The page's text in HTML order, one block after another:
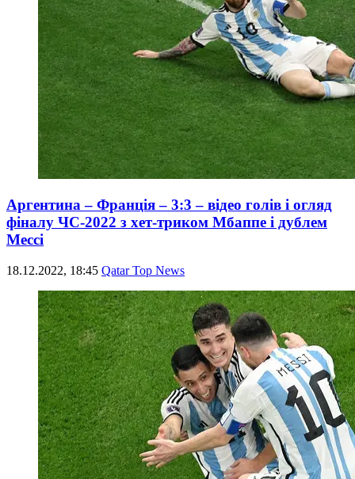
Аргентина – Франція – 3:3 – відео голів і огляд
фіналу ЧС-2022 з хет-триком Мбаппе і дублем
Мессі
18.12.2022, 18:45 Qatar Top News